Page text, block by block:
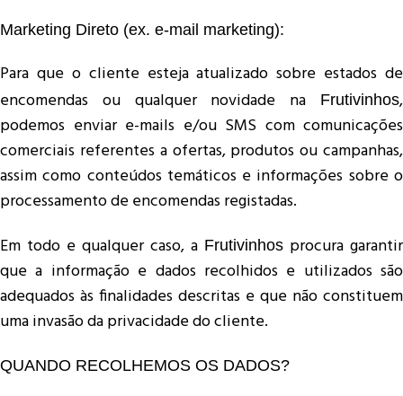
Marketing Direto (ex. e-mail marketing):
Para que o cliente esteja atualizado sobre estados de
encomendas ou qualquer novidade na
Frutivinhos,
podemos enviar e-mails e/ou SMS com comunicações
comerciais referentes a ofertas, produtos ou campanhas,
assim como conteúdos temáticos e informações sobre o
processamento de encomendas registadas.
Em todo e qualquer caso, a Frutivinhos procura garantir
que a informação e dados recolhidos e utilizados são
adequados às finalidades descritas e que não constituem
uma invasão da privacidade do cliente.
QUANDO RECOLHEMOS OS DADOS?